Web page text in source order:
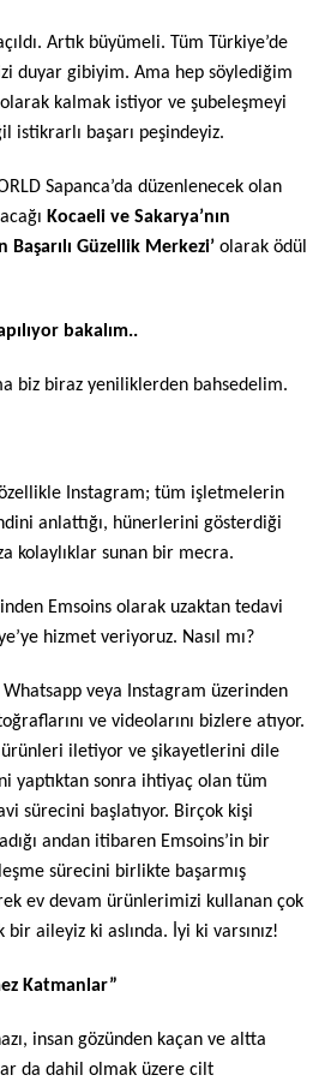
Artık büyümeli. Tüm Türkiye’de
duyar gibiyim. Ama hep söylediğim
kalmak istiyor ve şubeleşmeyi
istikrarlı başarı peşindeyiz.
Sapanca’da düzenlenecek olan
Kocaeli ve Sakarya’nın
Başarılı Güzellik Merkezi’ olarak ödül
bakalım..
biz biraz yeniliklerden bahsedelim.
Instagram; tüm işletmelerin
anlattığı, hünerlerini gösterdiği
kolaylıklar sunan bir mecra.
Emsoins olarak uzaktan tedavi
hizmet veriyoruz. Nasıl mı?
Whatsapp veya Instagram üzerinden
ve videolarını bizlere atıyor.
ürünleri iletiyor ve şikayetlerini dile
yaptıktan sonra ihtiyaç olan tüm
sürecini başlatıyor. Birçok kişi
andan itibaren Emsoins’in bir
sürecini birlikte başarmış
ev devam ürünlerimizi kullanan çok
bir aileyiz ki aslında. İyi ki varsınız!
Katmanlar”
insan gözünden kaçan ve altta
da dahil olmak üzere cilt